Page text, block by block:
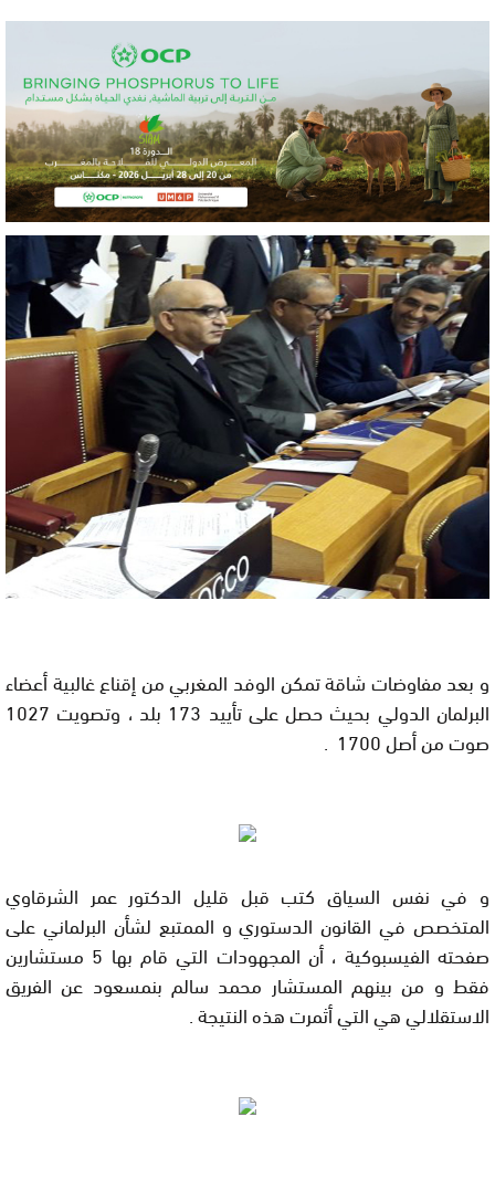
و بعد مفاوضات شاقة تمكن الوفد المغربي من إقناع غالبية أعضاء
البرلمان الدولي بحيث حصل على تأييد 173 بلد ، وتصويت 1027
صوت من أصل 1700 .
و في نفس السياق كتب قبل قليل الدكتور عمر الشرقاوي
المتخصص في القانون الدستوري و الممتبع لشأن البرلماني على
صفحته الفيسبوكية ، أن المجهودات التي قام بها 5 مستشارين
فقط و من بينهم المستشار محمد سالم بنمسعود عن الفريق
الاستقلالي هي التي أثمرت هذه النتيجة .